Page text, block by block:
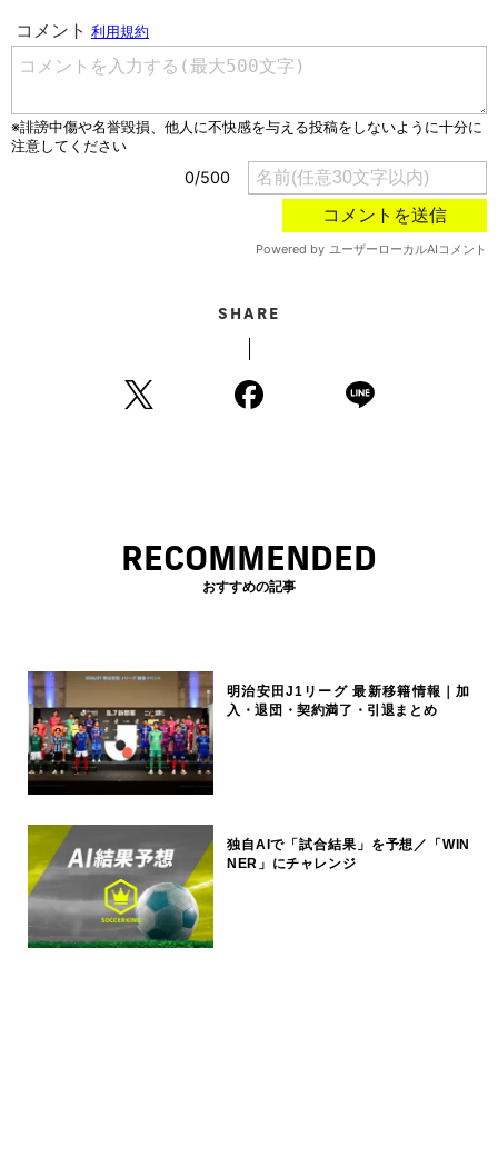
SHARE
RECOMMENDED
おすすめの記事
明治安田J1リーグ 最新移籍情報｜加
入・退団・契約満了・引退まとめ
独自AIで「試合結果」を予想／「WIN
NER」にチャレンジ